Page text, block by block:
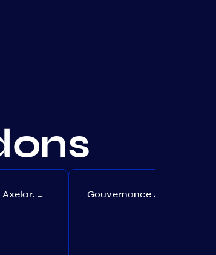
Gouvernance Axelar. Proposition №386